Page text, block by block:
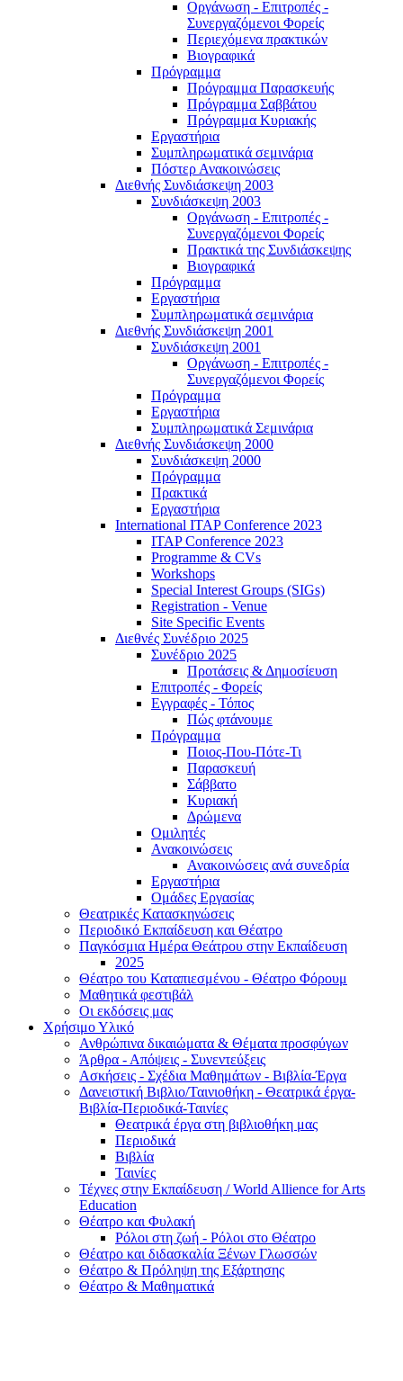
Οργάνωση - Επιτροπές -
Συνεργαζόμενοι Φορείς
Περιεχόμενα πρακτικών
Βιογραφικά
Πρόγραμμα
Πρόγραμμα Παρασκευής
Πρόγραμμα Σαββάτου
Πρόγραμμα Κυριακής
Εργαστήρια
Συμπληρωματικά σεμινάρια
Πόστερ Ανακοινώσεις
Διεθνής Συνδιάσκεψη 2003
Συνδιάσκεψη 2003
Οργάνωση - Επιτροπές -
Συνεργαζόμενοι Φορείς
Πρακτικά της Συνδιάσκεψης
Βιογραφικά
Πρόγραμμα
Εργαστήρια
Συμπληρωματικά σεμινάρια
Διεθνής Συνδιάσκεψη 2001
Συνδιάσκεψη 2001
Οργάνωση - Επιτροπές -
Συνεργαζόμενοι Φορείς
Πρόγραμμα
Εργαστήρια
Συμπληρωματικά Σεμινάρια
Διεθνής Συνδιάσκεψη 2000
Συνδιάσκεψη 2000
Πρόγραμμα
Πρακτικά
Εργαστήρια
International ITAP Conference 2023
ITAP Conference 2023
Programme & CVs
Workshops
Special Interest Groups (SIGs)
Registration - Venue
Site Specific Events
Διεθνές Συνέδριο 2025
Συνέδριο 2025
Προτάσεις & Δημοσίευση
Επιτροπές - Φορείς
Εγγραφές - Τόπος
Πώς φτάνουμε
Πρόγραμμα
Ποιος-Που-Πότε-Τι
Παρασκευή
Σάββατο
Κυριακή
Δρώμενα
Ομιλητές
Ανακοινώσεις
Ανακοινώσεις ανά συνεδρία
Εργαστήρια
Ομάδες Εργασίας
Θεατρικές Κατασκηνώσεις
Περιοδικό Εκπαίδευση και Θέατρο
Παγκόσμια Ημέρα Θεάτρου στην Εκπαίδευση
2025
Θέατρο του Καταπιεσμένου - Θέατρο Φόρουμ
Μαθητικά φεστιβάλ
Οι εκδόσεις μας
Χρήσιμο Υλικό
Ανθρώπινα δικαιώματα & Θέματα προσφύγων
Άρθρα - Απόψεις - Συνεντεύξεις
Ασκήσεις - Σχέδια Μαθημάτων - Βιβλία-Έργα
Δανειστική Βιβλιο/Ταινιοθήκη - Θεατρικά έργα-
Βιβλία-Περιοδικά-Ταινίες
Θεατρικά έργα στη βιβλιοθήκη μας
Περιοδικά
Βιβλία
Ταινίες
Τέχνες στην Εκπαίδευση / World Allience for Arts
Education
Θέατρο και Φυλακή
Ρόλοι στη ζωή - Ρόλοι στο Θέατρο
Θέατρο και διδασκαλία Ξένων Γλωσσών
Θέατρο & Πρόληψη της Εξάρτησης
Θέατρο & Μαθηματικά